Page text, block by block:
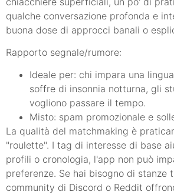
qualche conversazione profonda e
buona dose di approcci banali o
Rapporto segnale/rumore:
Ideale per: chi impara una
soffre di insonnia notturna, gli
vogliono passare il tempo.
Misto: spam promozionale e
La qualità del matchmaking è
"roulette". I tag di interesse di base
profili o cronologia, l'app non può
preferenze. Se hai bisogno di stanze
community di Discord o Reddit